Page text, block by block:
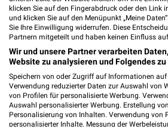
395,79 km • Angebote: 4
dm Bad Windsheim
Im Häspelein 11
91438 Bad Windsheim
Heute 08:00 - 20:00 Uhr |
394,35 km
klicken Sie auf den Fingerabdruck oder den Link
und klicken Sie auf den Menüpunkt „Meine
Sie Ihre Einwilligung widerrufen. Diese
Partnern mitgeteilt und haben keinen Einfluss
Wir und unsere Partner verarbeiten
Website zu analysieren und Folgendes zu
Speichern von oder Zugriff auf Informationen auf
Verwendung reduzierter Daten zur Auswahl von
von Profilen für personalisierte Werbung.
Auswahl personalisierter Werbung. Erstellung
Personalisierung von Inhalten. Verwendung von
personalisierter Inhalte. Messung der